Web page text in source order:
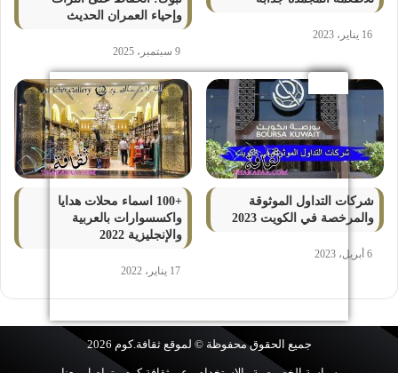
16 يناير، 2023
وإحياء العمران الحديث
9 سبتمبر، 2025
شركات التداول الموثوقة
والمرخصة في الكويت 2023
6 أبريل، 2023
+100 اسماء محلات هدايا
واكسسوارات بالعربية
والإنجليزية 2022
17 يناير، 2022
جميع الحقوق محفوظة © لموقعثقافة.كوم